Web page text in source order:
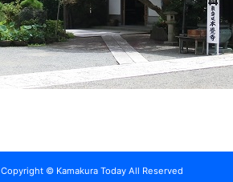
Copyright © Kamakura Today All Reserved